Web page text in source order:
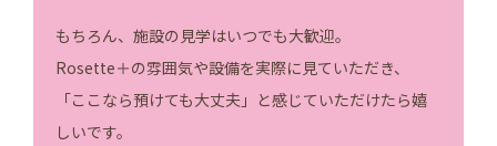
もちろん、施設の見学はいつでも大歓迎。
Rosette＋の雰囲気や設備を実際に見ていただき、
「ここなら預けても大丈夫」と感じていただけたら嬉
しいです。